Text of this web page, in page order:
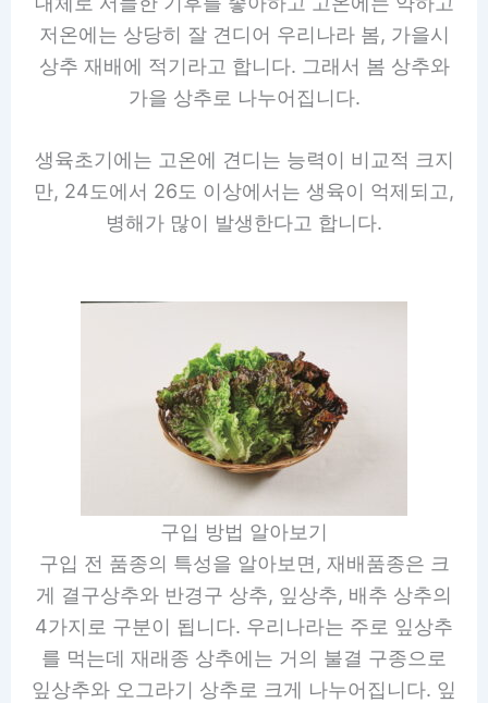
저온에는 상당히 잘 견디어 우리나라 봄, 가을시
상추 재배에 적기라고 합니다. 그래서 봄 상추와
가을 상추로 나누어집니다.
생육초기에는 고온에 견디는 능력이 비교적 크지
만, 24도에서 26도 이상에서는 생육이 억제되고,
병해가 많이 발생한다고 합니다.
구입 방법 알아보기
구입 전 품종의 특성을 알아보면, 재배품종은 크
게 결구상추와 반경구 상추, 잎상추, 배추 상추의
4가지로 구분이 됩니다. 우리나라는 주로 잎상추
를 먹는데 재래종 상추에는 거의 불결 구종으로
잎상추와 오그라기 상추로 크게 나누어집니다. 잎